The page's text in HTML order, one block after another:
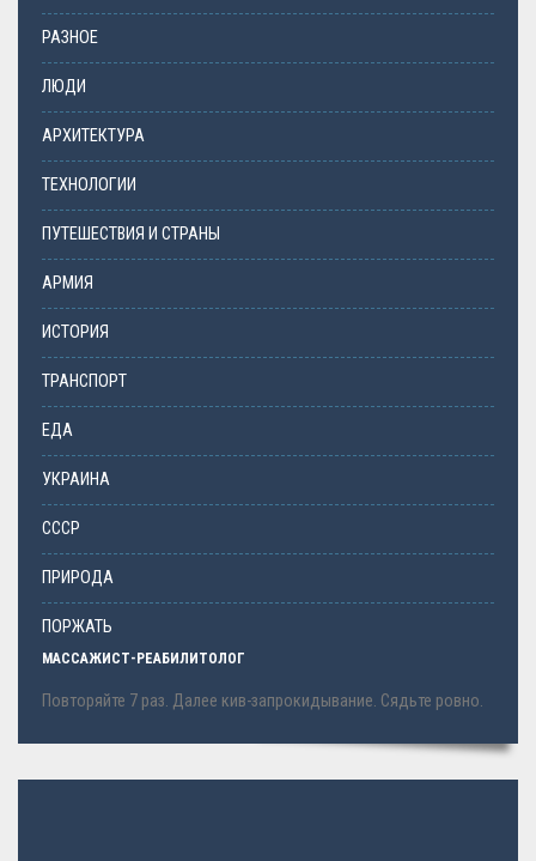
РАЗНОЕ
ЛЮДИ
АРХИТЕКТУРА
ТЕХНОЛОГИИ
ПУТЕШЕСТВИЯ И СТРАНЫ
АРМИЯ
ИСТОРИЯ
ТРАНСПОРТ
ЕДА
УКРАИНА
СССР
ПРИРОДА
ПОРЖАТЬ
МАССАЖИСТ-РЕАБИЛИТОЛОГ
Повторяйте 7 раз. Далее кив-запрокидывание. Сядьте ровно.